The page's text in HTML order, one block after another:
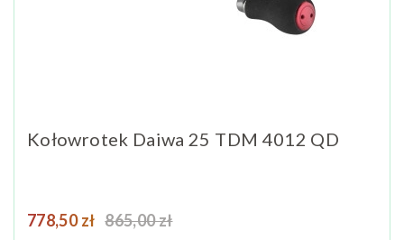
Kołowrotek Daiwa 25 TDM 4012 QD
Cena
778,50 zł Cena podstawowa
865,00 zł